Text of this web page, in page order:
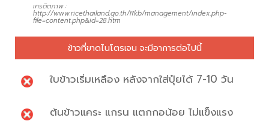
เครดิตภาพ :
http://www.ricethailand.go.th/Rkb/management/index.php-
file=content.php&id=28.htm
ข้าวที่ขาดไนโตรเจน จะมีอาการต่อไปนี้
ใบข้าวเริ่มเหลือง หลังจากใส่ปุ๋ยได้ 7-10 วัน
ต้นข้าวแคระ แกรน แตกกอน้อย ไม่แข็งแรง